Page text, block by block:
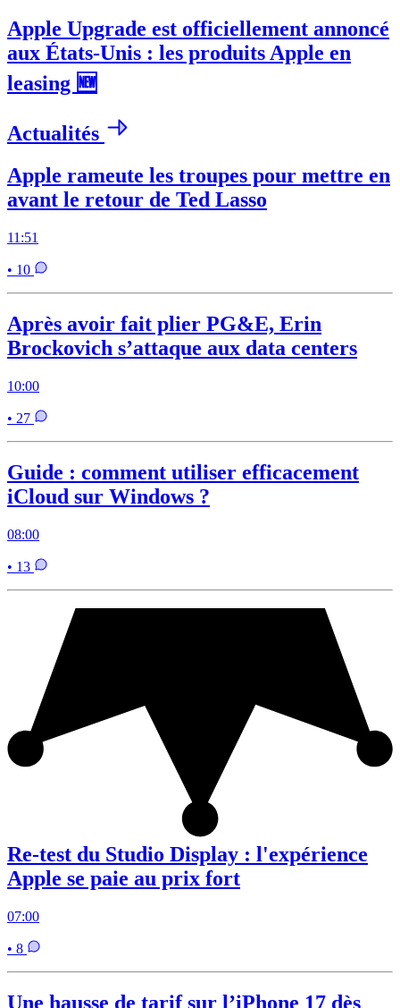
Apple Upgrade est officiellement annoncé
aux États-Unis : les produits Apple en
leasing 🆕
Actualités
Apple rameute les troupes pour mettre en
avant le retour de Ted Lasso
11:51
• 10
Après avoir fait plier PG&E, Erin
Brockovich s’attaque aux data centers
10:00
• 27
Guide : comment utiliser efficacement
iCloud sur Windows ?
08:00
• 13
Re-test du Studio Display : l'expérience
Apple se paie au prix fort
07:00
• 8
Une hausse de tarif sur l’iPhone 17 dès